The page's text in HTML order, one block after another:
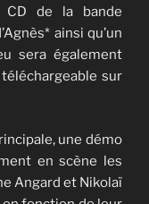
CD de la bande
ainsi qu’un
sera également
sur
une démo
en scène les
Angard et Nikolaï